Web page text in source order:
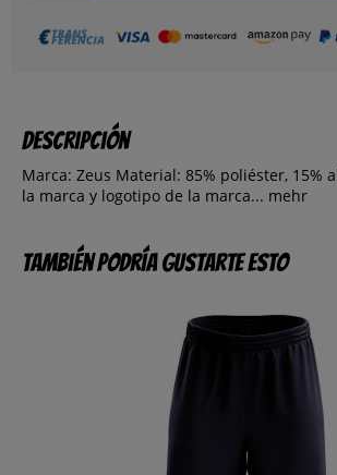
Descripción
Marca: Zeus Material: 85% poliéster, 15%
la marca y logotipo de la marca... mehr
También podría gustarte esto